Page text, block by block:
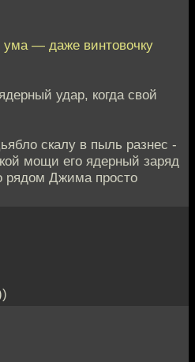
ума — даже винтовочку
удар, когда свой
скалу в пыль разнес -
мощи его ядерный заряд
рядом Джима просто